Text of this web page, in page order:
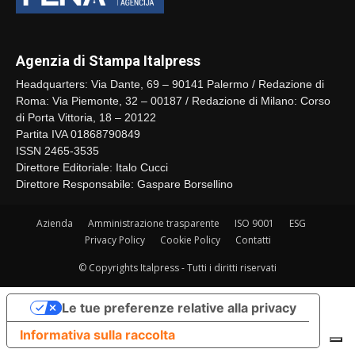
Agenzia di Stampa Italpress
Headquarters: Via Dante, 69 – 90141 Palermo / Redazione di
Roma: Via Piemonte, 32 – 00187 / Redazione di Milano: Corso
di Porta Vittoria, 18 – 20122
Partita IVA 01868790849
ISSN 2465-3535
Direttore Editoriale: Italo Cucci
Direttore Responsabile: Gaspare Borsellino
Azienda Amministrazione trasparente ISO 9001
ESG
Privacy Policy
Cookie Policy Contatti
© Copyrights Italpress - Tutti i diritti riservati
Informativa sulla raccolta
Le tue preferenze relative alla privacy